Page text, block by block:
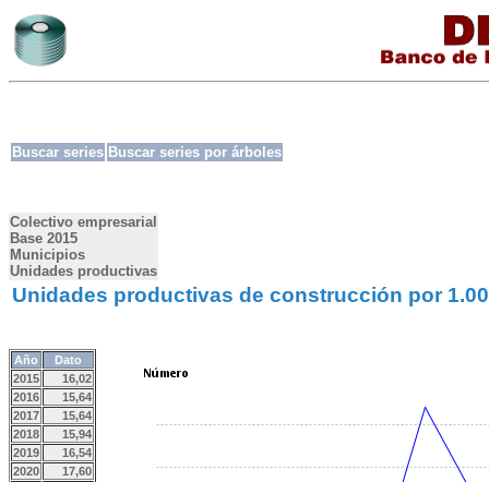
Buscar series Buscar series por árboles
Colectivo empresarial
Base 2015
Municipios
Unidades productivas
Unidades productivas de construcción por
Año
Dato
2015
16,02
2016
15,64
2017
15,64
2018
15,94
2019
16,54
2020
17,60